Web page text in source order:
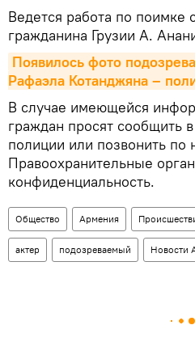
Ведется работа по
гражданина Грузии А.
Появилось фото
Рафаэла Котанджяна –
В случае имеющейся
граждан просят сообщить
полиции или позвонить по
Правоохранительные
конфиденциальность.
Общество Армения
актер подозреваемый Новости